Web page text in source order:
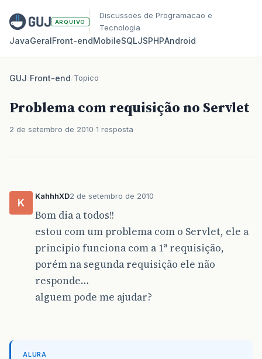
ARQUIVO
Discussoes de Programacao e
Tecnologia
JavaGeralFront‑endMobileSQLJSPHPAndroid
GUJ/Front-end/Topico
Problema com requisição no Servlet
2 de setembro de 2010 1 resposta
K
KahhhXD2 de setembro de 2010
Bom dia a todos!!
estou com um problema com o Servlet, ele a
principio funciona com a 1ª requisição,
porém na segunda requisição ele não
responde…
alguem pode me ajudar?
ALURA